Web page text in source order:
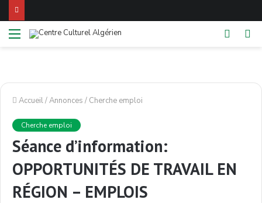
Menu
Switch
Accueil/Annonces / Cherche emploi
Cherche emploi
Séance d’information:
OPPORTUNITÉS DE TRAVAIL EN
RÉGION – EMPLOIS